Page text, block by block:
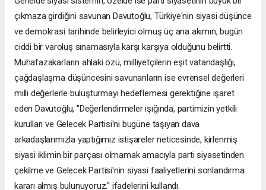
çıkmaza girdiğini savunan Davutoğlu, Türkiye'nin siyasi düşünce
ve demokrasi tarihinde belirleyici olmuş üç ana akımın, bugün
ciddi bir varoluş sınamasıyla karşı karşıya olduğunu belirtti.
Muhafazakarların ahlaki özü, milliyetçilerin eşit vatandaşlığı,
çağdaşlaşma düşüncesini savunanların ise evrensel değerleri
milli değerlerle buluşturmayı hedeflemesi gerektiğine işaret
eden Davutoğlu, "Değerlendirmeler ışığında, partimizin yetkili
kurulları ve Gelecek Partisi'ni bugüne taşıyan dava
arkadaşlarımızla yaptığımız istişareler neticesinde, kirlenmiş
siyasi iklimin bir parçası olmamak amacıyla parti siyasetinden
çekilme ve Gelecek Partisi'nin siyasi faaliyetlerini sonlandırma
kararı almış bulunuyoruz." ifadelerini kullandı.